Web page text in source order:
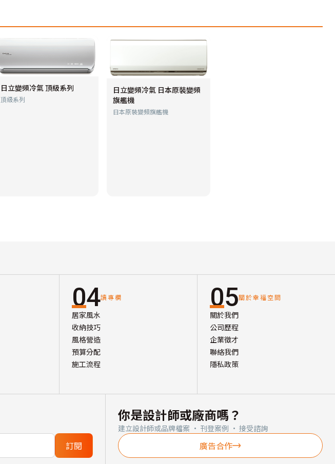
日立變頻冷氣 頂級系列
頂級系列
日立變頻冷氣 日本原裝變頻
旗艦機
日本原裝變頻旗艦機
04讀專欄
居家風水
收納技巧
風格營造
預算分配
施工流程
05關於幸福空間
關於我們
公司歷程
企業徵才
聯絡我們
隱私政策
訂閱
你是設計師或廠商嗎？
建立設計師或品牌檔案 · 刊登案例 · 接受諮詢
廣告合作